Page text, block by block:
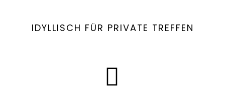
IDYLLISCH FÜR PRIVATE TREFFEN